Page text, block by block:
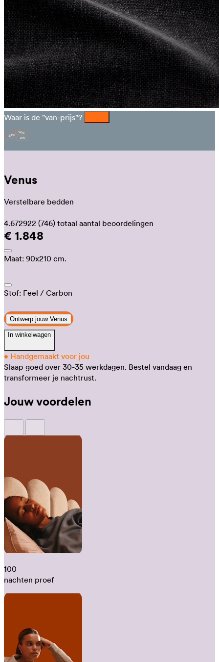
Waar is de "van-prijs"?
Venus
Verstelbare bedden
4.672922 (746) totaal aantal beoordelingen
€ 1.848
Maat: 90x210 cm.
Stof: Feel / Carbon
Ontwerp jouw Venus
In winkelwagen
• Handgemaakt voor jou
Slaap goed over 30-35 werkdagen. Bestel vandaag en
transformeer je nachtrust.
Jouw voordelen
100
nachten proef